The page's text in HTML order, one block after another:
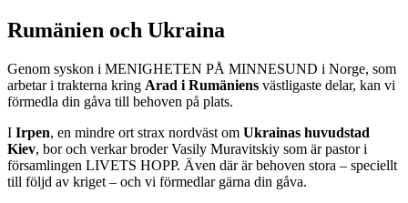
Rumänien och Ukraina
Genom syskon i MENIGHETEN PÅ MINNESUND i Norge, som
arbetar i trakterna kring Arad i Rumäniens västligaste delar, kan vi
förmedla din gåva till behoven på plats.
I Irpen, en mindre ort strax nordväst om Ukrainas huvudstad
Kiev, bor och verkar broder Vasily Muravitskiy som är pastor i
församlingen LIVETS HOPP. Även där är behoven stora – speciellt
till följd av kriget – och vi förmedlar gärna din gåva.